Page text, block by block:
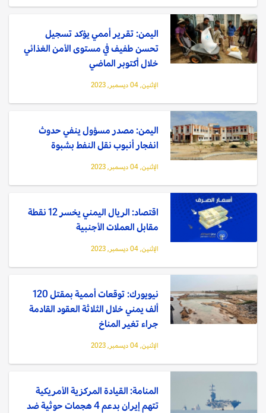
اليمن: تقرير أممي يؤكد تسجيل
تحسن طفيف في مستوى الأمن الغذائي
خلال أكتوبر الماضي
الإثنين, 04 ديسمبر, 2023
اليمن: مصدر مسؤول ينفي حدوث
انفجار أنبوب نقل النفط بشبوة
الإثنين, 04 ديسمبر, 2023
اقتصاد: الريال اليمني يخسر 12 نقطة
مقابل العملات الأجنبية
الإثنين, 04 ديسمبر, 2023
نيويورك: توقعات أممية بمقتل 120
ألف يمني خلال الثلاثة العقود القادمة
جراء تغير المناخ
الإثنين, 04 ديسمبر, 2023
المنامة: القيادة المركزية الأمريكية
تتهم إيران بدعم 4 هجمات حوثية ضد